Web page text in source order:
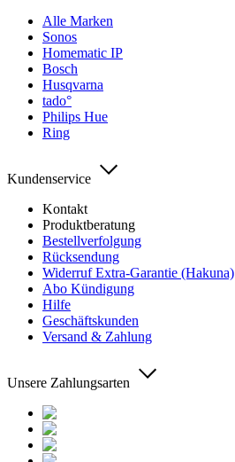
Alle Marken
Sonos
Homematic IP
Bosch
Husqvarna
tado°
Philips Hue
Ring
Kundenservice
Kontakt
Produktberatung
Bestellverfolgung
Rücksendung
Widerruf Extra-Garantie (Hakuna)
Abo Kündigung
Hilfe
Geschäftskunden
Versand & Zahlung
Unsere Zahlungsarten